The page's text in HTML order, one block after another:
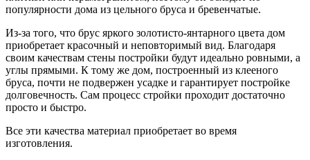
популярности дома из цельного бруса и бревенчатые.
Из-за того, что брус яркого золотисто-янтарного цвета дом
приобретает красочный и неповторимый вид. Благодаря
своим качествам стены постройки будут идеально ровными, а
углы прямыми. К тому же дом, построенный из клееного
бруса, почти не подвержен усадке и гарантирует постройке
долговечность. Сам процесс стройки проходит достаточно
просто и быстро.
Все эти качества материал приобретает во время
изготовления.